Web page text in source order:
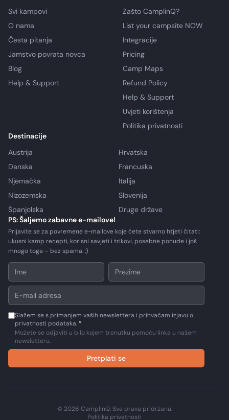
Svi kampovi
O nama
Česta pitanja
Jamstvo povrata novca
Blog
Help & Support
Zašto CamplinQ?
List your campsite NOW
Integracije
Pricing
Camp Maps
Refund Policy
Help & Support
Uvjeti korištenja
Politika privatnosti
Destinacije
Austrija
Hrvatska
Danska
Francuska
Njemačka
Italija
Nizozemska
Slovenija
Španjolska
Druge države
PS: Šaljemo zabavne e-mailove!
Prijavite se za povremene e-mailove koje ćete stvarno htjeti čitati:
ukusni kamp recepti, korisni savjeti i trikovi, posebne ponude i još
mnogo toga – bez spama. :)
Slažem se s primanjem vaših newslettera i prihvaćam izjavu o
privatnosti podataka. *
Možete se odjaviti u bilo kojem trenutku pomoću linka u našem
newsletteru.
Pretplati se
© 2026 CamplinQ. Sva prava pridržana.
Politika privatnosti